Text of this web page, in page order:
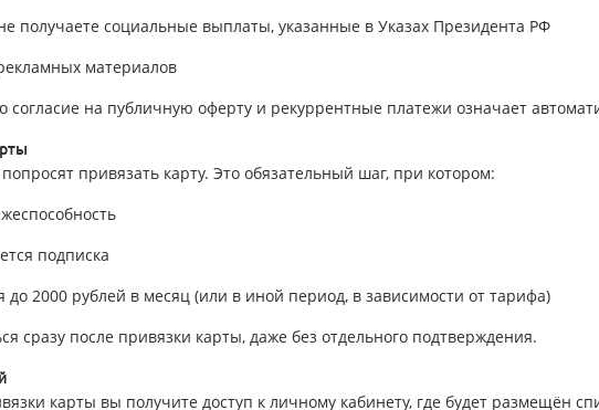
получаете социальные выплаты, указанные в Указах Президента РФ
материалов
согласие на публичную оферту и рекуррентные платежи означает
привязать карту. Это обязательный шаг, при котором:
подписка
до 2000 рублей в месяц (или в иной период, в зависимости от тарифа)
сразу после привязки карты, даже без отдельного подтверждения.
карты вы получите доступ к личному кабинету, где будет размещён